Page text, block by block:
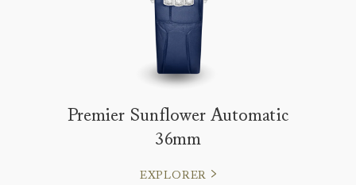
Premier Sunflower Automatic
36mm
EXPLORER